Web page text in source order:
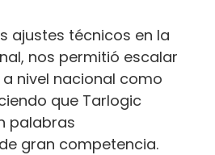
ajustes técnicos en la
nos permitió escalar
nivel nacional como
que Tarlogic
palabras
gran competencia.